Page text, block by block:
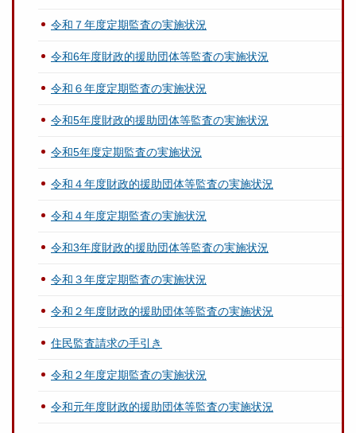
令和７年度定期監査の実施状況
令和6年度財政的援助団体等監査の実施状況
令和６年度定期監査の実施状況
令和5年度財政的援助団体等監査の実施状況
令和5年度定期監査の実施状況
令和４年度財政的援助団体等監査の実施状況
令和４年度定期監査の実施状況
令和3年度財政的援助団体等監査の実施状況
令和３年度定期監査の実施状況
令和２年度財政的援助団体等監査の実施状況
住民監査請求の手引き
令和２年度定期監査の実施状況
令和元年度財政的援助団体等監査の実施状況